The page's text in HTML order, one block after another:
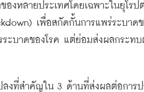
องหลายประเทศโดยเฉพาะในยุโร
เพื่อสกัดกั้นการแพร่ระบาดข
ะบาดของโรค แต่ย่อมส่งผลกระทบ
ลงที่สำคัญใน 3 ด้านที่ส่งผลต่อการ